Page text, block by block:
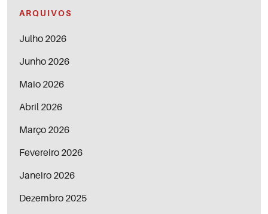
ARQUIVOS
Julho 2026
Junho 2026
Maio 2026
Abril 2026
Março 2026
Fevereiro 2026
Janeiro 2026
Dezembro 2025